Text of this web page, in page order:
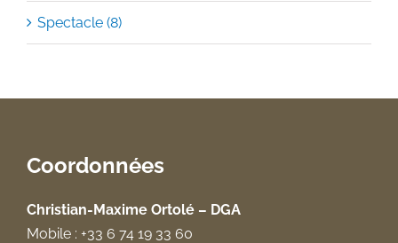
Spectacle (8)
Coordonnées
Christian-Maxime Ortolé – DGA
Mobile : +33 6 74 19 33 60